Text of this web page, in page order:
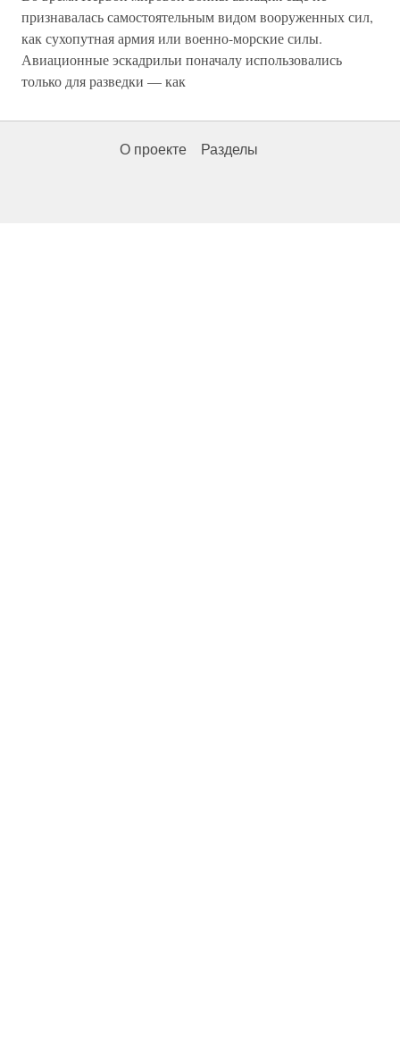
признавалась самостоятельным видом вооруженных сил,
как сухопутная армия или военно-морские силы.
Авиационные эскадрильи поначалу использовались
только для разведки — как
О проекте Разделы